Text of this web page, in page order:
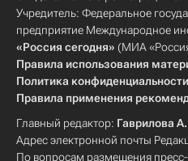
Учредитель: Федеральное
предприятие Международное
«Россия сегодня» (МИА
Правила использования
Политика конфиденциальности
Правила применения
Главный редактор: Гаврилова
Адрес электронной почты
По вопросам размещения